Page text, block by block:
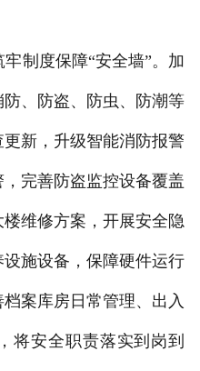
制度保障“安全墙”。加
、防盗、防虫、防潮等
新，升级智能消防报警
完善防盗监控设备覆盖
维修方案，开展安全隐
施设备，保障硬件运行
案库房日常管理、出入
将安全职责落实到岗到